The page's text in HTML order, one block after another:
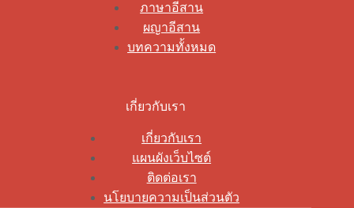
ภาษาอีสาน
ผญาอีสาน
บทความทั้งหมด
เกี่ยวกับเรา
เกี่ยวกับเรา
แผนผังเว็บไซต์
ติดต่อเรา
นโยบายความเป็นส่วนตัว